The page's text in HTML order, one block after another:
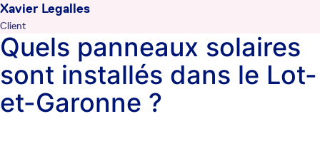
Xavier Legalles
Client
Quels panneaux solaires
sont installés dans le Lot-
et-Garonne ?